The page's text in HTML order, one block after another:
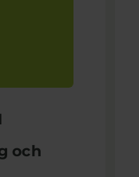
och